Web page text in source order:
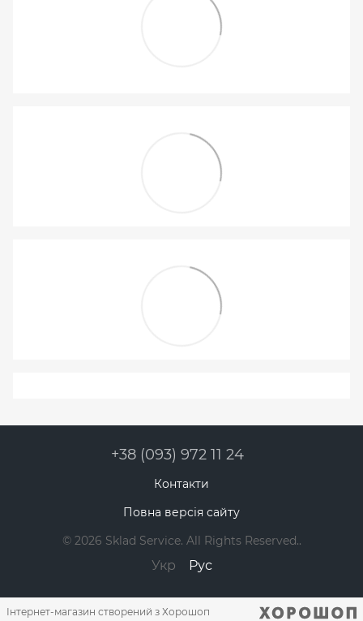
+38 (093) 972 11 24
Контакти
Повна версія сайту
© 2026 Sklad Service. All Rights Reserved..
Укр Рус
Інтернет-магазин створений з Хорошоп